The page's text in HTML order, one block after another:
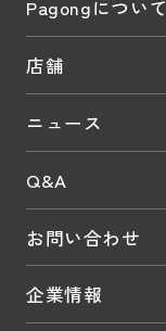
Pagongについて
店舗
ニュース
Q&A
お問い合わせ
企業情報